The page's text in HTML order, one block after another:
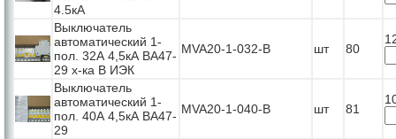
4.5кА
Выключатель
автоматический 1-
пол. 32А 4,5кА ВА47-
29 х-ка B ИЭК
MVA20-1-032-B шт 80
Выключатель
автоматический 1-
пол. 40А 4,5кА ВА47-
29
MVA20-1-040-B шт 81